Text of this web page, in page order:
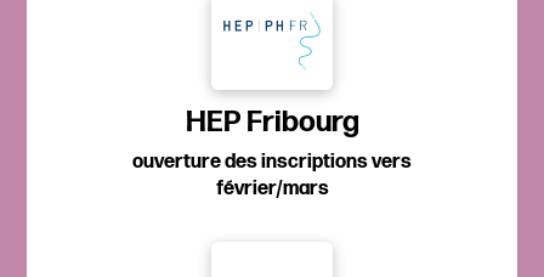
HEP Fribourg
ouverture des inscriptions vers
février/mars